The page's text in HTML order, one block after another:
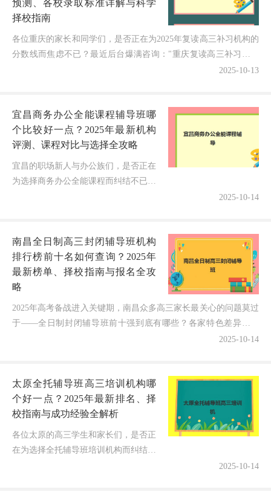
预测、各校录取标准详解与科学
择校指南
各位重庆的家长和同学们，是否正在为2025年复读高三补习机构的
分数线而焦虑不已？最近后台爆满咨询："重庆复读高三补习机构
2025-10-13
宜昌商务办公全能课程辅导班哪
个比较好一点？2025年最新机构
评测、课程对比与选择全攻略
宜昌的职场新人与办公族们，是否正在
为选择商务办公全能课程而纠结不已？
2025-10-14
南昌全日制高三封闭辅导班机构
排行榜前十名如何查询？2025年
最新榜单、择校指南与报名全攻
略
2025年高考备战进入关键期，南昌众多高三家长最关心的问题莫过
于——全日制封闭辅导班前十强到底有哪些？各家特色差异在哪
里？如何避免择校误区？据最新数据显示，参考权威排行榜...2025-10-14
太原全托辅导班高三培训机构哪
个好一点？2025年最新排名、择
校指南与成功经验全解析
各位太原的高三学生和家长们，是否正
在为选择全托辅导班培训机构而纠结不
2025-10-14